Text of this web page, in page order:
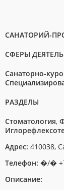
САНАТОРИЙ-
СФЕРЫ
Санаторно-
РАЗДЕЛЫ
Стоматология,
Адрес: 410038,
Телефон: �/�
Описание: